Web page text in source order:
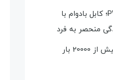
بادوام با
منحصر به فرد
آزمایش بیش از 20000 بار